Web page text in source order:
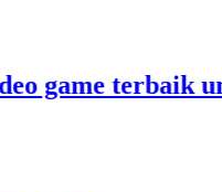
terbaik